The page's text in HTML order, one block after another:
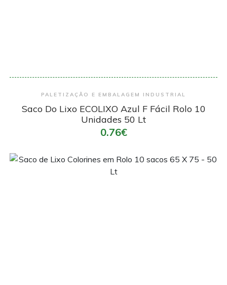
Encomendar
PALETIZAÇÃO E EMBALAGEM INDUSTRIAL
Saco Do Lixo ECOLIXO Azul F Fácil Rolo 10
Unidades 50 Lt
0.76€